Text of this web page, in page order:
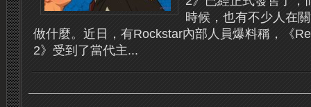
時候，也有不少人在
做什麼。近日，有Rockstar內部人員爆料稱，《
2》受到了當代主...